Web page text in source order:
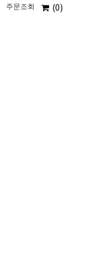
주문조회 0